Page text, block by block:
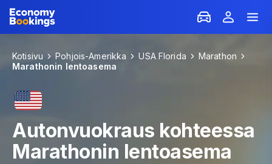
Kotisivu Pohjois-Amerikka USA Florida
Marathon
Marathonin lentoasema
Autonvuokraus kohteessa
Marathonin lentoasema